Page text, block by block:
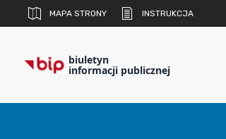
MAPA STRONY INSTRUKCJA
biuletyn
informacji publicznej